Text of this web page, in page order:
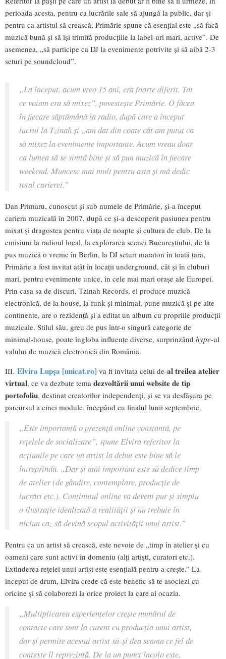
perioada acesta, pentru ca lucrările sale să ajungă la public, dar și
pentru ca artistul să crească, Primărie spune că esențial este „să facă
muzică bună și să își trimită producțiile la label-uri mari, active”. De
asemenea, „să participe ca DJ la evenimente potrivite și să aibă 2-3
seturi pe soundcloud”.
„La început, acum vreo 15 ani, era foarte diferit. Tot
ce voiam era să mixez”, povestește Primărie. O făcea
în fiecare săptămână la radio, după care a început
lucrul la Tzinah și „am dat din coate cât am putut ca
să mixez la evenimente importante. Acum vreau doar
ca lumea să se simtă bine și să pun muzică în fiecare
weekend. Muncesc mai mult pentru asta și mă dedic
total carierei.”
Dan Primaru, cunoscut și sub numele de Primărie, și-a început
cariera muzicală în 2007, după ce și-a descoperit pasiunea pentru
mixat și dragostea pentru viața de noapte și cultura de club. De la
emisiuni la radioul local, la explorarea scenei Bucureștiului, de la
pus muzică o vreme în Berlin, la DJ seturi maraton în toată țara,
Primărie a fost invitat atât în locații underground, cât și în cluburi
mari, pentru evenimente unice, în cele mai mari orașe ale Europei.
Prin casa sa de discuri, Tzinah Records, el produce muzică
electronică, de la house, la funk și minimal, pune muzică și pe alte
continente, are o rezidență și a editat un album cu propriile producții
muzicale. Stilul său, greu de pus într-o singură categorie de
minimal-house, poate îngloba influențe diverse, surprinzând hype-ul
valului de muzică electronică din România.
III. Elvira Lupșa [unicat.ro] va fi invitata celui de-al treilea atelier
virtual, ce va dezbate tema dezvoltării unui website de tip
portofoliu, destinat creatorilor independenți, și se va desfășura pe
parcursul a cinci module, începând cu finalul lunii septembrie.
„Este importantă o prezență online constantă, pe
rețelele de socializare”, spune Elvira referitor la
acțiunile pe care un artist la debut este bine să le
întreprindă. „Dar și mai important este să dedice timp
de atelier (de gândire, contemplare, producție de
lucrări etc.). Conținutul online va deveni pur și simplu
o ilustrație idealizată a realității și nu trebuie în
niciun caz să devină scopul activității unui artist.”
Pentru ca un artist să crească, este nevoie de „timp în atelier și cu
oameni care sunt activi în domeniu (alți artiști, curatori etc.).
Extinderea rețelei unui artist este esențială pentru a crește.” La
început de drum, Elvira crede că este benefic să te asociezi cu
oricine și să colaborezi la orice proiect la care ai ocazia.
„Multiplicarea experiențelor crește numărul de
contacte care sunt la curent cu producția unui artist,
dar și permite acestui artist să-și dea seama ce fel de
contexte îl reprezintă. De la un punct încolo este,